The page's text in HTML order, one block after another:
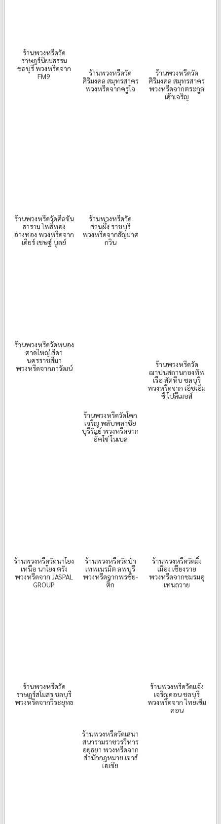
ร้านพวงหรีดวัด
ราษฎร์นิยมธรรม
ชลบุรี พวงหรีดจาก
FM9
ร้านพวงหรีดวัด
ศิริมงคล สมุทรสาคร
พวงหรีดจากครูโจ
ร้านพวงหรีดวัด
ศิริมงคล สมุทรสาคร
พวงหรีดจากตระกูล
เฮ้าเจริญ
ร้านพวงหรีดวัดศีลขัน
ธาราม โพธิ์ทอง
อ่างทอง พวงหรีดจาก
เดียร์ เชษฐ์ บูลย์
ร้านพวงหรีดวัด
สวนผึ้ง ราชบุรี
พวงหรีดจากธัญมาศ
กวิน
ร้านพวงหรีดวัดหนอง
ตาดใหญ่ สีดา
นครราชสีมา
พวงหรีดจากภาวัฒน์
ร้านพวงหรีดวัดโคก
เจริญ พลับพลาชัย
บุรีรัมย์ พวงหรีดจาก
อั๊คโซ่ โนเบล
ร้านพวงหรีดวัด
ฌาปนสถานกองทัพ
เรือ สัตหีบ ชลบุรี
พวงหรีดจาก เอ็ชเอ็ม
ซี โปลีเมอส์
ร้านพวงหรีดวัดนาโยง
เหนือ นาโยง ตรัง
พวงหรีดจาก JASPAL
GROUP
ร้านพวงหรีดวัดป่า
เทพเนรมิต ลพบุรี
พวงหรีดจากพรชัย-
ติ๊ก
ร้านพวงหรีดวัดมิ่ง
เมือง เชียงราย
พวงหรีดจากชมรมอุ
เทนถวาย
ร้านพวงหรีดวัด
ราษฏร์สโมสร ชลบุรี
พวงหรีดจากวีระยุทธ
ร้านพวงหรีดวัดเสนา
สนารามราชวรวิหาร
อยุธยา พวงหรีดจาก
สำนักกฎหมาย เซาธ์
เอเซีย
ร้านพวงหรีดวัดแจ้ง
เจริญดอน ชลบุรี
พวงหรีดจาก ไทยเซ็ม
คอน